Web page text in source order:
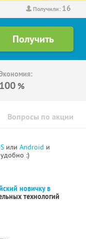
Получили: 16
100 %
Вопросы по акции
или Android и
:)
новичку в
технологий